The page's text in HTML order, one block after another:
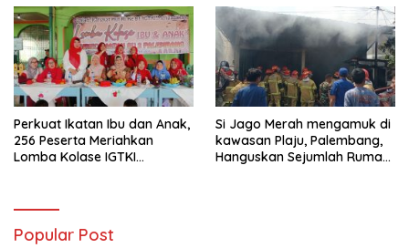
Perkuat Ikatan Ibu dan Anak,
256 Peserta Meriahkan
Lomba Kolase IGTKI
Si Jago Merah mengamuk di
kawasan Plaju, Palembang,
Hanguskan Sejumlah Rumah
Popular Post